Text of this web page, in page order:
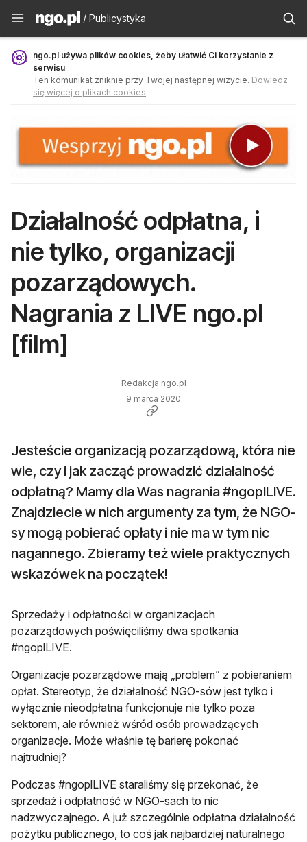
Publicystyka - ngo.pl
/ Publicystyka
ngo.pl używa plików cookies, żeby ułatwić Ci korzystanie z
serwisu
Ten komunikat zniknie przy Twojej następnej wizycie. Dowiedz
się więcej o plikach cookies
Działalność odpłatna, i
nie tylko, organizacji
pozarządowych.
Nagrania z LIVE ngo.pl
[film]
Redakcja ngo.pl
9 marca 2020
Jesteście organizacją pozarządową, która nie
wie, czy i jak zacząć prowadzić działalność
odpłatną? Mamy dla Was nagrania #ngoplLIVE.
Znajdziecie w nich argumenty za tym, że NGO-
sy mogą pobierać opłaty i nie ma w tym nic
nagannego. Zbieramy też wiele praktycznych
wskazówek na początek!
Sprzedaży i odpłatności w organizacjach
pozarządowych poświęciliśmy dwa spotkania
#ngoplLIVE.
Organizacje pozarządowe mają „problem” z pobieraniem
opłat. Stereotyp, że działalność NGO-sów jest tylko i
wyłącznie nieodpłatna funkcjonuje nie tylko poza
sektorem, ale również wśród osób prowadzących
organizacje. Może właśnie tę barierę pokonać
najtrudniej?
Podczas #ngoplLIVE staraliśmy się przekonać, że
sprzedaż i odpłatność w NGO-sach to nic
nadzwyczajnego. A już szczególnie odpłatna działalność
pożytku publicznego, to coś jak najbardziej naturalnego